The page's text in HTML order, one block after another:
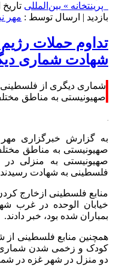
پرینتخانه » بین‌المللی تاریخ انتشار :
بازدید | ارسال توسط : مهر
تداوم حملات
شهادت شماری
شماری دیگری از فلسطینی
صهیونیستی به مناطق
به گزارش خبرگزاری
صهیونیستی به مناطق
صهیونیستی به منزلی در
فلسطینی به شهادت
منابع فلسطینی ازخارج
خیابان الوحده در غرب
بمباران شده بود، خبر دادند.
کودک و زخمی شدن شماری
دو منزل در شهر غزه در